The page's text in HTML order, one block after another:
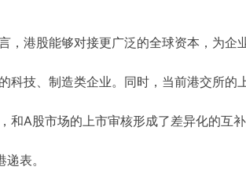
，港股能够对接更广泛的全球资本，为企
科技、制造类企业。同时，当前港交所的
和A股市场的上市审核形成了差异化的互
表。